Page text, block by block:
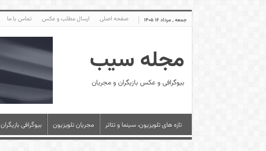
جمعه , مرداد ۱۶ ۱۴۰۵ صفحه اصلی ارسال مطلب و عکس تماس با ما
مجله سیب
بیوگرافی و عکس بازیگران و مجریان
تازه های تلویزیون، سینما و تئاتر مجریان تلویزیون بیوگرافی بازیگران